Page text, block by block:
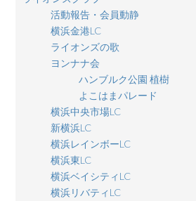
活動報告・会員動静
横浜金港LC
ライオンズの歌
ヨンナナ会
ハンブルク公園 植樹
よこはまパレード
横浜中央市場LC
新横浜LC
横浜レインボーLC
横浜東LC
横浜ベイシティLC
横浜リバティLC